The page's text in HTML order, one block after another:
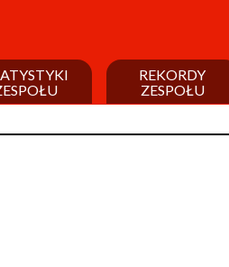
REKORDY
ZESPOŁU